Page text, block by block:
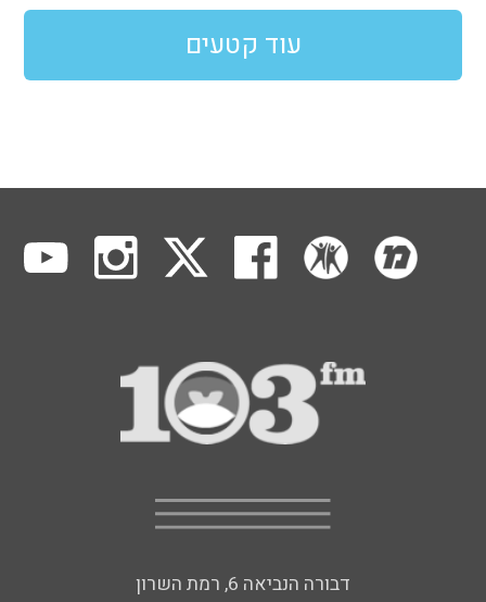
עוד קטעים
דבורה הנביאה 6, רמת השרון